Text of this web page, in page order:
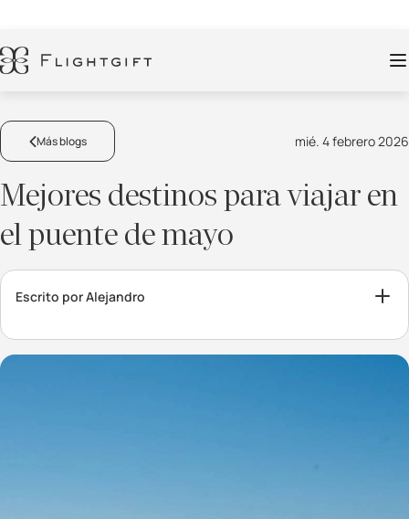
Más blogs mié. 4 febrero 2026
Mejores destinos para viajar en
el puente de mayo
Escrito por Alejandro